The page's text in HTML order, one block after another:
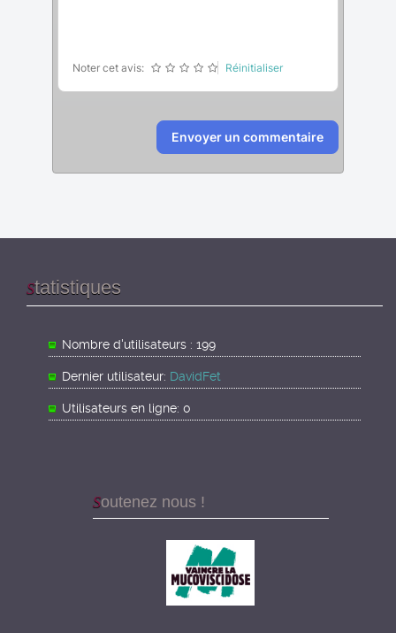
Noter cet avis: Réinitialiser
Envoyer un commentaire
Statistiques
Nombre d'utilisateurs : 199
Dernier utilisateur: DavidFet
Utilisateurs en ligne: 0
Soutenez nous !